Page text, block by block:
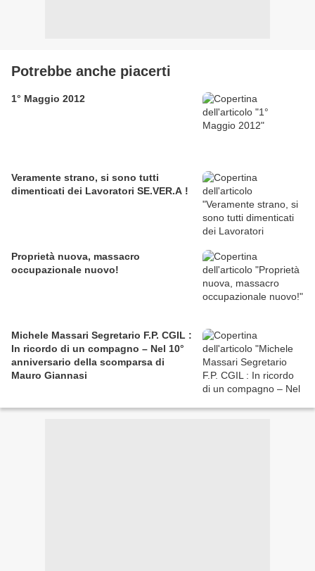
Potrebbe anche piacerti
1° Maggio 2012
Veramente strano, si sono tutti
dimenticati dei Lavoratori SE.VER.A !
Proprietà nuova, massacro
occupazionale nuovo!
Michele Massari Segretario F.P. CGIL :
In ricordo di un compagno – Nel 10°
anniversario della scomparsa di
Mauro Giannasi